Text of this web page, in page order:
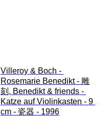
Villeroy & Boch -
Rosemarie Benedikt - 雕
刻, Benedikt & friends -
Katze auf Violinkasten - 9
cm - 瓷器 - 1996